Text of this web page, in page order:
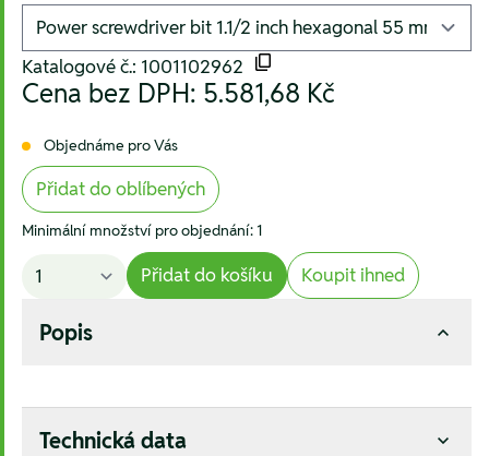
Katalogové č.: 1001102962
Cena bez DPH: 5.581,68 Kč
Objednáme pro Vás
Přidat do oblíbených
Minimální množství pro objednání: 1
Přidat do košíku Koupit ihned
Popis
Technická data